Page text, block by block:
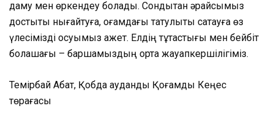
даму мен өркендеу болады. Сондықтан әрқайсымыз
достықты нығайтуға, қоғамдағы татулықты сақтауға өз
үлесімізді қосуымыз қажет. Елдің тұтастығы мен бейбіт
болашағы – баршамыздың ортақ жауапкершілігіміз.
Темірбай Абат, Қобда аудандық Қоғамдық Кеңес
төрағасы